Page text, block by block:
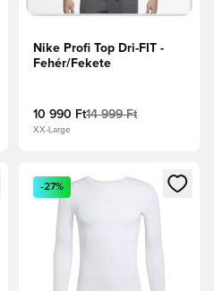
Nike Profi Top Dri-FIT -
Fehér/Fekete
10 990 Ft14 999 Ft
XX-Large
vagy a tagként
Megnyit egy modált a
-27%